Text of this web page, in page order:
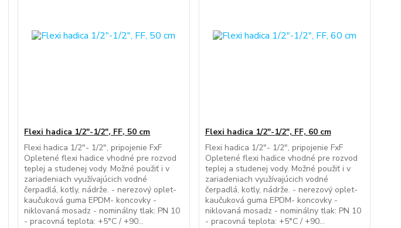
Flexi hadica 1/2"-1/2", FF, 50 cm
Flexi hadica 1/2"- 1/2", pripojenie FxF
Opletené flexi hadice vhodné pre rozvod
teplej a studenej vody. Možné použiť i v
zariadeniach využívajúcich vodné
čerpadlá, kotly, nádrže. - nerezový oplet-
kaučuková guma EPDM- koncovky -
niklovaná mosadz - nominálny tlak: PN 10
- pracovná teplota: +5°C / +90...
Flexi hadica 1/2"-1/2", FF, 60 cm
Flexi hadica 1/2"- 1/2", pripojenie FxF
Opletené flexi hadice vhodné pre rozvod
teplej a studenej vody. Možné použiť i v
zariadeniach využívajúcich vodné
čerpadlá, kotly, nádrže. - nerezový oplet-
kaučuková guma EPDM- koncovky -
niklovaná mosadz - nominálny tlak: PN 10
- pracovná teplota: +5°C / +90...